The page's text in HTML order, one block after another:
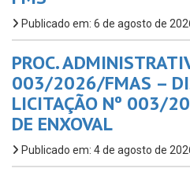
Publicado em: 6 de agosto de
PROC.
003/2026/FMAS –
LICITAÇÃO Nº 003/
DE ENXOVAL
Publicado em: 4 de agosto de